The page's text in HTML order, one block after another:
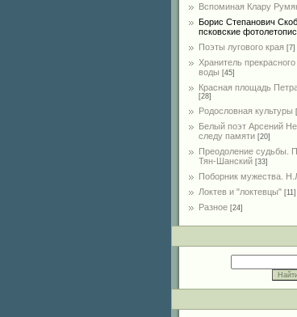
Вспоминая Клару
Борис Степанович
псковские
Поэты лугового края [7]
Хранитель
воды [45]
Красная площадь
[28]
Родословная культуры
Белый поэт Арсений
следу памяти [20]
Преодоление судьбы.
Тян-Шанский [33]
Поборник мужества.
Локтев и "локтевцы" [11]
Разное [24]